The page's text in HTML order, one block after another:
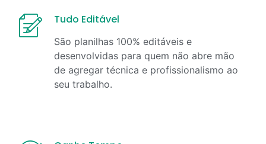
Tudo Editável
São planilhas 100% editáveis e
desenvolvidas para quem não abre mão
de agregar técnica e profissionalismo ao
seu trabalho.